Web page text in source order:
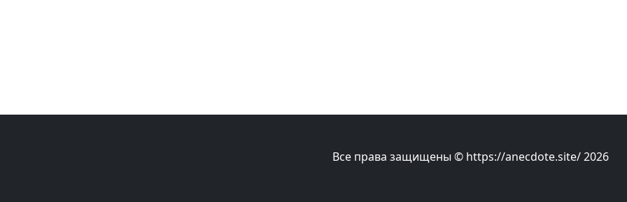
Все права защищены © https://anecdote.site/ 2026